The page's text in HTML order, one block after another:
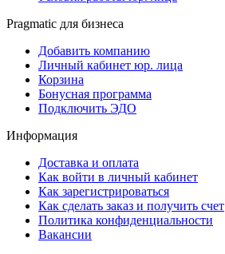
Pragmatic для бизнеса
Добавить компанию
Личный кабинет юр. лица
Корзина
Бонусная программа
Подключить ЭДО
Информация
Доставка и оплата
Как войти в личный кабинет
Как зарегистрироваться
Как сделать заказ и получить счет
Политика конфиденциальности
Вакансии